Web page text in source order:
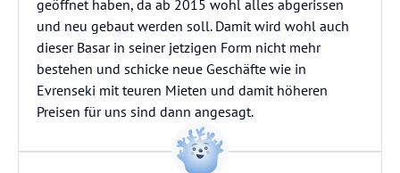
geöffnet haben, da ab 2015 wohl alles abgerissen
und neu gebaut werden soll. Damit wird wohl auch
dieser Basar in seiner jetzigen Form nicht mehr
bestehen und schicke neue Geschäfte wie in
Evrenseki mit teuren Mieten und damit höheren
Preisen für uns sind dann angesagt.